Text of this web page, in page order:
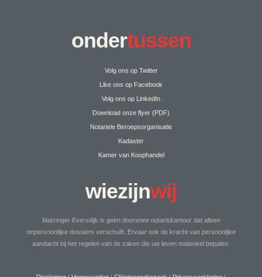
ondertussen
Volg ons op Twitter
Like ons op Facebook
Volg ons op LinkedIn
Download onze flyer (PDF)
Notariele Beroepsorganisatie
Kadaster
Kamer van Koophandel
wiezijnwij
Matzinger Eversdijk is geen doorsnee notariskantoor dat alleen
onpersoonlijke dossiers verschuift. Ervaar ook de kracht van persoonlijke
aandacht bij het regelen van de zaken die uw leven materieel bepalen.